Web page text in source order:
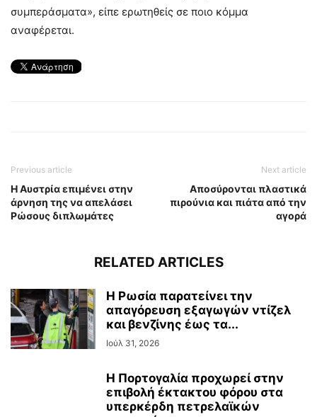
συμπεράσματα», είπε ερωτηθείς σε ποιο κόμμα
αναφέρεται.
Previous article
Η Αυστρία επιμένει στην
άρνηση της να απελάσει
Ρώσους διπλωμάτες
Next article
Αποσύρονται πλαστικά
πιρούνια και πιάτα από την
αγορά
RELATED ARTICLES
Η Ρωσία παρατείνει την
απαγόρευση εξαγωγών ντίζελ
και βενζίνης έως τα...
Ιούλ 31, 2026
Η Πορτογαλία προχωρεί στην
επιβολή έκτακτου φόρου στα
υπερκέρδη πετρελαϊκών